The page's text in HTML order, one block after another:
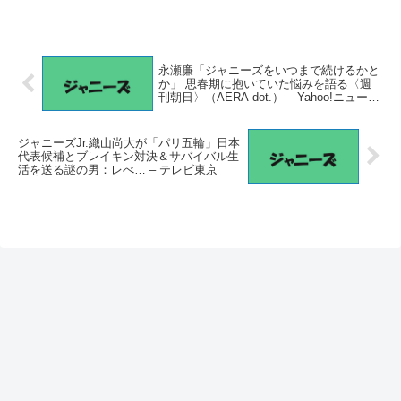
永瀬廉「ジャニーズをいつまで続けるかと
か」 思春期に抱いていた悩みを語る〈週
刊朝日〉（AERA dot.） – Yahoo!ニュース
ジャニーズJr.織山尚大が「パリ五輪」日本
代表候補とブレイキン対決＆サバイバル生
活を送る謎の男：レべ… – テレビ東京